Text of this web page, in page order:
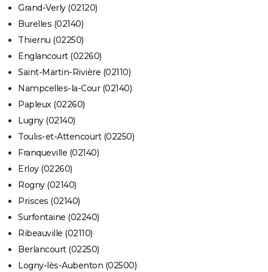
Grand-Verly (02120)
Burelles (02140)
Thiernu (02250)
Englancourt (02260)
Saint-Martin-Rivière (02110)
Nampcelles-la-Cour (02140)
Papleux (02260)
Lugny (02140)
Toulis-et-Attencourt (02250)
Franqueville (02140)
Erloy (02260)
Rogny (02140)
Prisces (02140)
Surfontaine (02240)
Ribeauville (02110)
Berlancourt (02250)
Logny-lès-Aubenton (02500)